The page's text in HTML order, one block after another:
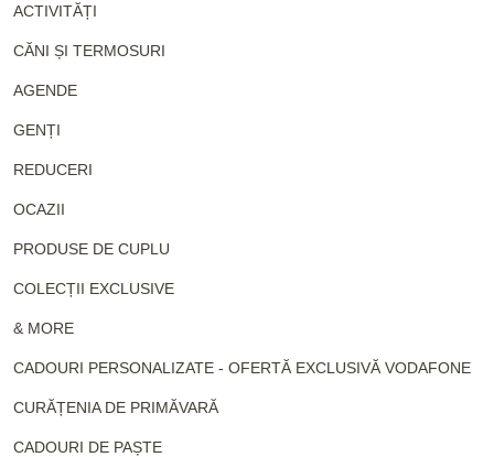
ACTIVITĂȚI
CĂNI ȘI TERMOSURI
AGENDE
GENȚI
REDUCERI
OCAZII
PRODUSE DE CUPLU
COLECȚII EXCLUSIVE
& MORE
CADOURI PERSONALIZATE - OFERTĂ EXCLUSIVĂ VODAFONE
CURĂȚENIA DE PRIMĂVARĂ
CADOURI DE PAȘTE